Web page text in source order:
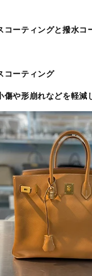
コーティングと撥水コ
コーティング
傷や形崩れなどを軽減